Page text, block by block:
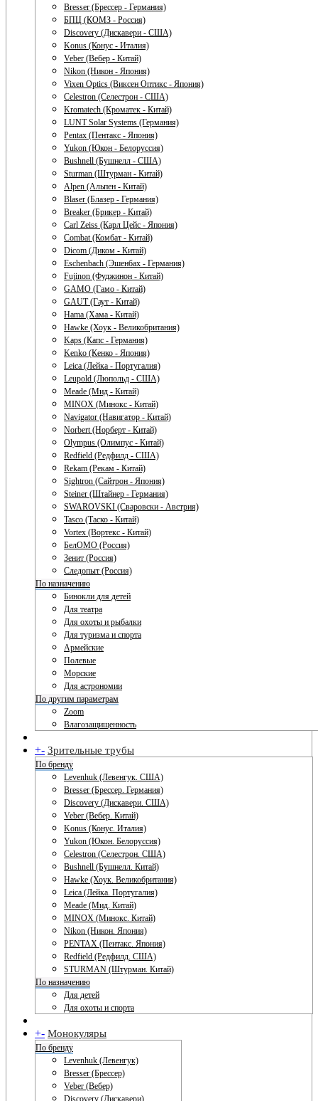
Bresser (Брессер - Германия)
БПЦ (КОМЗ - Россия)
Discovery (Дискавери - США)
Konus (Конус - Италия)
Veber (Вебер - Китай)
Nikon (Никон - Япония)
Vixen Optics (Виксен Оптикс - Япония)
Celestron (Селестрон - США)
Kromatech (Кроматек - Китай)
LUNT Solar Systems (Германия)
Pentax (Пентакс - Япония)
Yukon (Юкон - Белоруссия)
Bushnell (Бушнелл - США)
Sturman (Штурман - Китай)
Alpen (Альпен - Китай)
Blaser (Блазер - Германия)
Breaker (Брикер - Китай)
Carl Zeiss (Карл Цейс - Япония)
Combat (Комбат - Китай)
Dicom (Диком - Китай)
Eschenbach (Эшенбах - Германия)
Fujinon (Фуджинон - Китай)
GAMO (Гамо - Китай)
GAUT (Гаут - Китай)
Hama (Хама - Китай)
Hawke (Хоук - Великобритания)
Kaps (Капс - Германия)
Kenko (Кенко - Япония)
Leica (Лейка - Португалия)
Leupold (Люпольд - США)
Meade (Мид - Китай)
MINOX (Минокс - Китай)
Navigator (Навигатор - Китай)
Norbert (Норберт - Китай)
Olympus (Олимпус - Китай)
Redfield (Редфилд - США)
Rekam (Рекам - Китай)
Sightron (Сайтрон - Япония)
Steiner (Штайнер - Германия)
SWAROVSKI (Сваровски - Австрия)
Tasco (Таско - Китай)
Vortex (Вортекс - Китай)
БелОМО (Россия)
Зенит (Россия)
Следопыт (Россия)
По назначению
Бинокли для детей
Для театра
Для охоты и рыбалки
Для туризма и спорта
Армейские
Полевые
Морские
Для астрономии
По другим параметрам
Zoom
Влагозащищенность
+- Зрительные трубы
По бренду
Levenhuk (Левенгук. США)
Bresser (Брессер. Германия)
Discovery (Дискавери. США)
Veber (Вебер. Китай)
Konus (Конус. Италия)
Yukon (Юкон. Белоруссия)
Celestron (Селестрон. США)
Bushnell (Бушнелл. Китай)
Hawke (Хоук. Великобритания)
Leica (Лейка. Португалия)
Meade (Мид. Китай)
MINOX (Минокс. Китай)
Nikon (Никон. Япония)
PENTAX (Пентакс. Япония)
Redfield (Редфилд. США)
STURMAN (Штурман. Китай)
По назначению
Для детей
Для охоты и спорта
+- Монокуляры
По бренду
Levenhuk (Левенгук)
Bresser (Брессер)
Veber (Вебер)
Discovery (Дискавери)